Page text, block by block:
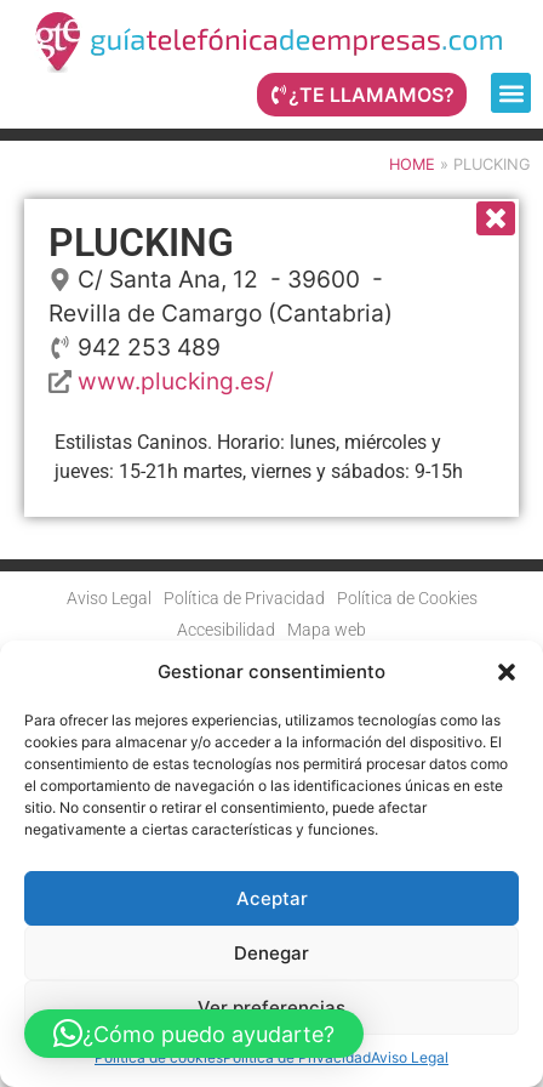
Gestionar consentimiento
Para ofrecer las mejores experiencias, utilizamos tecnologías como las
cookies para almacenar y/o acceder a la información del dispositivo. El
consentimiento de estas tecnologías nos permitirá procesar datos como
el comportamiento de navegación o las identificaciones únicas en este
sitio. No consentir o retirar el consentimiento, puede afectar
negativamente a ciertas características y funciones.
Aceptar
Denegar
Ver preferencias
Política de cookiesPolítica de PrivacidadAviso Legal
¿TE LLAMAMOS?
HOME » PLUCKING
PLUCKING
C/ Santa Ana, 12 - 39600 -
Revilla de Camargo (Cantabria)
942 253 489
www.plucking.es/
Estilistas Caninos. Horario: lunes, miércoles y
jueves: 15-21h martes, viernes y sábados: 9-15h
Aviso Legal Política de Privacidad
Política de Cookies
Accesibilidad
Mapa web
DIGITAL POR LOS FONDOS NEXT GENERATION (EU) DEL
MECANISMO DE RECUPERACIÓN Y RESILENCIA
© Guia Telefónica de Empresas – Todos los derechos reservados.
¿Cómo puedo ayudarte?